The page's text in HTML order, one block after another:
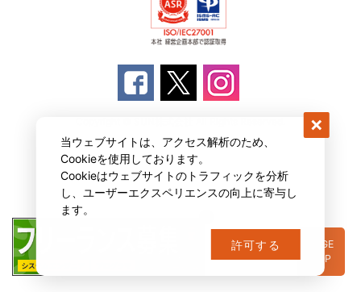
当ウェブサイトは、アクセス解析のため、
Cookieを使用しております。
Cookieはウェブサイトのトラフィックを分析
し、ユーザーエクスペリエンスの向上に寄与し
ます。
許可する
PAGE
TOP